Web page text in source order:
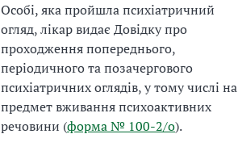
Особі, яка пройшла психіатричний
огляд, лікар видає Довідку про
проходження попереднього,
періодичного та позачергового
психіатричних оглядів, у тому числі на
предмет вживання психоактивних
речовини (форма № 100-2/о).